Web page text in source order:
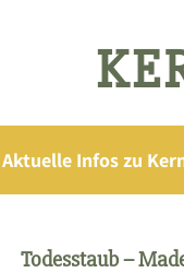
Aktuelle Infos zu
Todesstaub –